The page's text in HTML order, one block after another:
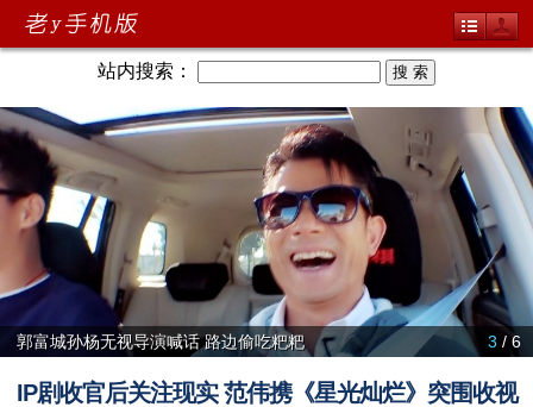
站内搜索：
郭富城孙杨无视导演喊话 路边偷吃粑粑 3 / 6
IP剧收官后关注现实 范伟携《星光灿烂》突围收视